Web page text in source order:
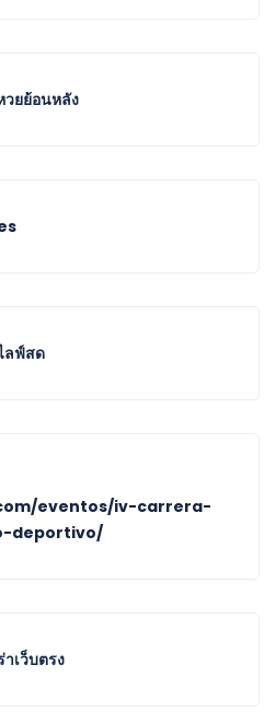
วยย้อนหลัง
ลฟ์สด
eventos/iv-carrera-
deportivo/
เว็บตรง